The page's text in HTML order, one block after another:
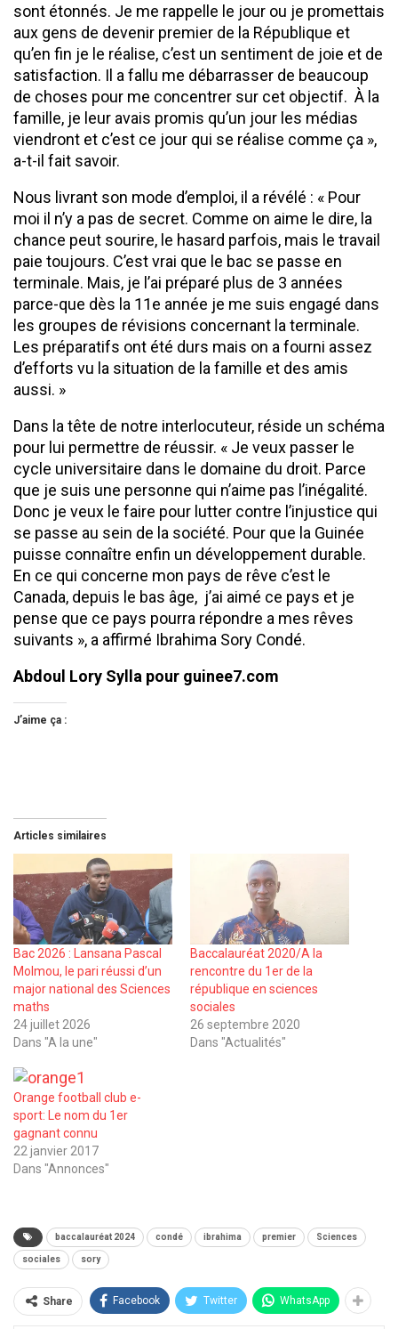
sont étonnés. Je me rappelle le jour ou je promettais
aux gens de devenir premier de la République et
qu’en fin je le réalise, c’est un sentiment de joie et de
satisfaction. Il a fallu me débarrasser de beaucoup
de choses pour me concentrer sur cet objectif. À la
famille, je leur avais promis qu’un jour les médias
viendront et c’est ce jour qui se réalise comme ça »,
a-t-il fait savoir.
Nous livrant son mode d’emploi, il a révélé : « Pour
moi il n’y a pas de secret. Comme on aime le dire, la
chance peut sourire, le hasard parfois, mais le travail
paie toujours. C’est vrai que le bac se passe en
terminale. Mais, je l’ai préparé plus de 3 années
parce-que dès la 11e année je me suis engagé dans
les groupes de révisions concernant la terminale.
Les préparatifs ont été durs mais on a fourni assez
d’efforts vu la situation de la famille et des amis
aussi. »
Dans la tête de notre interlocuteur, réside un schéma
pour lui permettre de réussir. « Je veux passer le
cycle universitaire dans le domaine du droit. Parce
que je suis une personne qui n’aime pas l’inégalité.
Donc je veux le faire pour lutter contre l’injustice qui
se passe au sein de la société. Pour que la Guinée
puisse connaître enfin un développement durable.
En ce qui concerne mon pays de rêve c’est le
Canada, depuis le bas âge, j’ai aimé ce pays et je
pense que ce pays pourra répondre a mes rêves
suivants », a affirmé Ibrahima Sory Condé.
Abdoul Lory Sylla pour guinee7.com
J’aime ça :
Articles similaires
Bac 2026 : Lansana Pascal
Molmou, le pari réussi d’un
major national des Sciences
maths
24 juillet 2026
Dans "A la une"
Baccalauréat 2020/A la
rencontre du 1er de la
république en sciences
sociales
26 septembre 2020
Dans "Actualités"
Orange football club e-
sport: Le nom du 1er
gagnant connu
22 janvier 2017
Dans "Annonces"
baccalauréat 2024 condé ibrahima premier Sciences
sociales sory
Share Facebook Twitter WhatsApp